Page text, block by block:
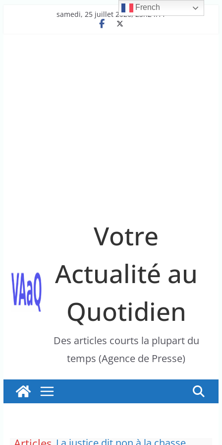
samedi, 25 juillet 2026, 23h24:11
Votre
Actualité au
Quotidien
Des articles courts la plupart du
temps (Agence de Presse)
French